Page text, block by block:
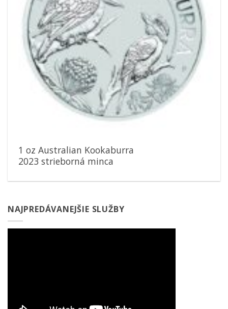
1 oz Australian Kookaburra
2023 strieborná minca
NAJPREDÁVANEJŠIE SLUŽBY